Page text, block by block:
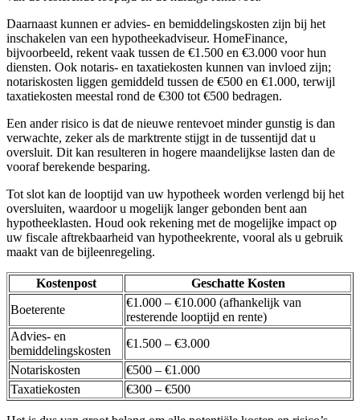
Daarnaast kunnen er advies- en bemiddelingskosten zijn bij het
inschakelen van een hypotheekadviseur. HomeFinance,
bijvoorbeeld, rekent vaak tussen de €1.500 en €3.000 voor hun
diensten. Ook notaris- en taxatiekosten kunnen van invloed zijn;
notariskosten liggen gemiddeld tussen de €500 en €1.000, terwijl
taxatiekosten meestal rond de €300 tot €500 bedragen.
Een ander risico is dat de nieuwe rentevoet minder gunstig is dan
verwachte, zeker als de marktrente stijgt in de tussentijd dat u
oversluit. Dit kan resulteren in hogere maandelijkse lasten dan de
vooraf berekende besparing.
Tot slot kan de looptijd van uw hypotheek worden verlengd bij het
oversluiten, waardoor u mogelijk langer gebonden bent aan
hypotheeklasten. Houd ook rekening met de mogelijke impact op
uw fiscale aftrekbaarheid van hypotheekrente, vooral als u gebruik
maakt van de bijleenregeling.
Kostenpost
Geschatte Kosten
Boeterente
€1.000 – €10.000 (afhankelijk van
resterende looptijd en rente)
Advies- en
bemiddelingskosten
€1.500 – €3.000
Notariskosten
€500 – €1.000
Taxatiekosten
€300 – €500